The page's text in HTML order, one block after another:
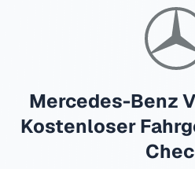
Mercedes-Benz
Kostenloser